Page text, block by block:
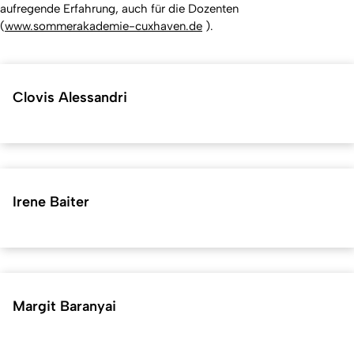
aufregende Erfahrung, auch für die Dozenten
(www.sommerakademie-cuxhaven.de ).
Clovis Alessandri
Irene Baiter
Margit Baranyai